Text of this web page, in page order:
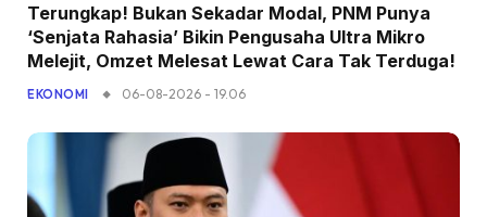
Terungkap! Bukan Sekadar Modal, PNM Punya
‘Senjata Rahasia’ Bikin Pengusaha Ultra Mikro
Melejit, Omzet Melesat Lewat Cara Tak Terduga!
EKONOMI 06-08-2026 - 19.06